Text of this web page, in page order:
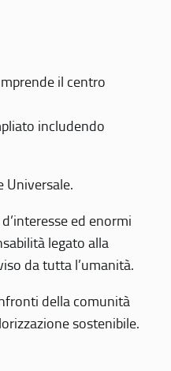
il centro
includendo
Universale.
ed enormi
legato alla
da tutta l’umanità.
della comunità
sostenibile.